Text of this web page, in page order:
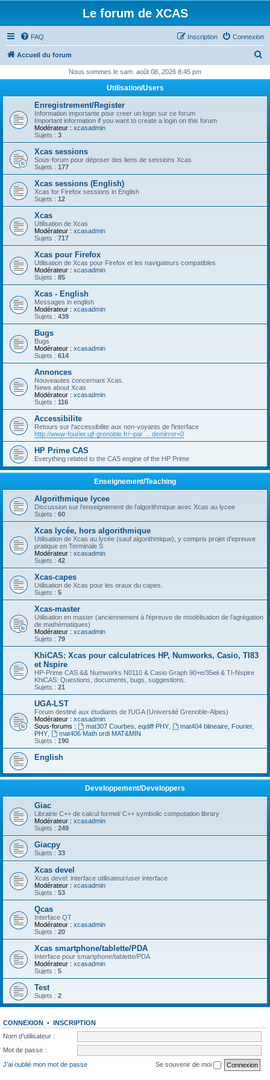
Le forum de XCAS
FAQ Connexion
Inscription
Accueil du forum
h
c
Nous sommes le sam. août 08, 2026 8:45 pm
Utilisation/Users
Enregistrement/Register
Information importante pour creer un login sur ce forum
Important information if you want to create a login on this forum
Modérateur : xcasadmin
Sujets : 3
Xcas sessions
Sous-forum pour déposer des liens de sessions Xcas
Sujets : 177
Xcas sessions (English)
Xcas for Firefox sessions in English
Sujets : 12
Xcas
Utilisation de Xcas
Modérateur : xcasadmin
Sujets : 717
Xcas pour Firefox
Utilisation de Xcas pour Firefox et les navigateurs compatibles
Modérateur : xcasadmin
Sujets : 85
Xcas - English
Messages in english
Modérateur : xcasadmin
Sujets : 439
Bugs
Bugs
Modérateur : xcasadmin
Sujets : 614
Annonces
Nouveautes concernant Xcas.
News about Xcas
Modérateur : xcasadmin
Sujets : 116
Accessibilite
Retours sur l'accessibilite aux non-voyants de l'interface
http://www-fourier.ujf-grenoble.fr/~par ... demirror=0
HP Prime CAS
Everything related to the CAS engine of the HP Prime
Enseignement/Teaching
Algorithmique lycee
Discussion sur l'enseignement de l'algorithmique avec Xcas au lycee
Sujets : 60
Xcas lycée, hors algorithmique
Utilisation de Xcas au lycée (sauf algorithmique), y compris projet d'epreuve
pratique en Terminale S
Modérateur : xcasadmin
Sujets : 42
Xcas-capes
Utilisation de Xcas pour les oraux du capes.
Sujets : 5
Xcas-master
Utilisation en master (anciennement à l'épreuve de modélisation de l'agrégation
de mathématiques)
Modérateur : xcasadmin
Sujets : 79
KhiCAS: Xcas pour calculatrices HP, Numworks, Casio, TI83
et Nspire
HP-Prime CAS && Numworks N0110 & Casio Graph 90+e/35eii & TI-Nspire
KhiCAS: Questions, documents, bugs, suggestions.
Sujets : 21
UGA-LST
Forum destiné aux étudiants de l'UGA (Université Grenoble-Alpes)
Modérateur : xcasadmin
Sous-forums :
mat307 Courbes, eqdiff PHY,
mat404 blineaire, Fourier,
PHY
mat406 Math ordi MAT&MIN
Sujets : 190
English
Developpement/Developpers
Giac
Librairie C++ de calcul formel/ C++ symbolic computation library
Modérateur : xcasadmin
Sujets : 249
Giacpy
Sujets : 33
Xcas devel
Xcas devel: interface utilisateur/user interface
Modérateur : xcasadmin
Sujets : 53
Qcas
Interface QT
Modérateur : xcasadmin
Sujets : 20
Xcas smartphone/tablette/PDA
Interface pour smartphone/tablette/PDA
Modérateur : xcasadmin
Sujets : 5
Test
Sujets : 2
CONNEXION • INSCRIPTION
Nom d’utilisateur :
Mot de passe :
J’ai oublié mon mot de passe
Se souvenir de moi